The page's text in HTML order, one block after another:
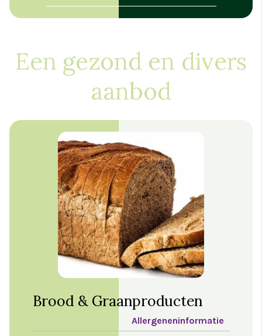
Een gezond en divers
aanbod
Brood & Graanproducten
Allergeneninformatie